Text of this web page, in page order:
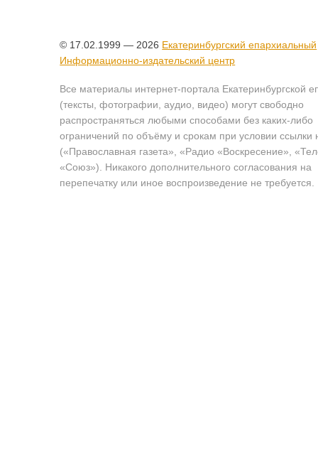
© 17.02.1999 — 2026 Екатеринбургский епархиальный
Информационно-издательский центр
Все материалы интернет-портала Екатеринбургской
(тексты, фотографии, аудио, видео) могут свободно
распространяться любыми способами без каких-либо
ограничений по объёму и срокам при условии ссылки
(«Православная газета», «Радио «Воскресение»,
«Союз»). Никакого дополнительного согласования на
перепечатку или иное воспроизведение не требуется.